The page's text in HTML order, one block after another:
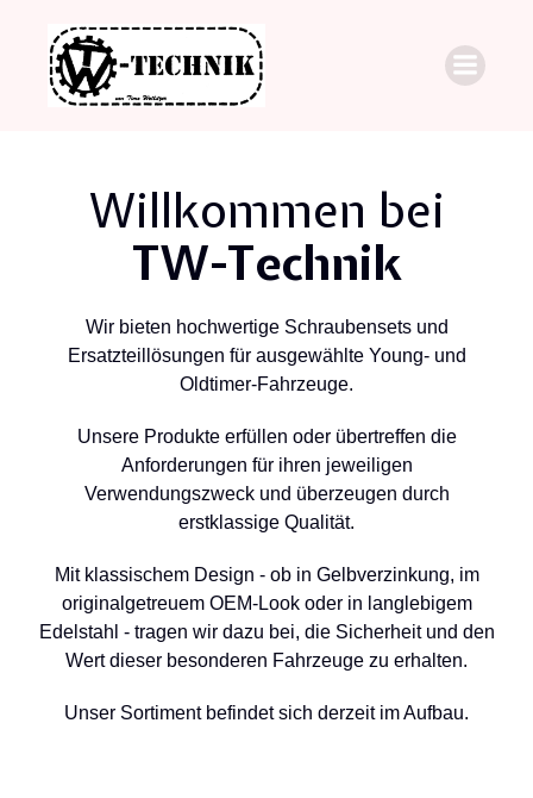
Willkommen bei
TW-Technik
Wir bieten hochwertige Schraubensets und
Ersatzteillösungen für ausgewählte Young- und
Oldtimer-Fahrzeuge.
Unsere Produkte erfüllen oder übertreffen die
Anforderungen für ihren jeweiligen
Verwendungszweck und überzeugen durch
erstklassige Qualität.
Mit klassischem Design - ob in Gelbverzinkung, im
originalgetreuem OEM-Look oder in langlebigem
Edelstahl - tragen wir dazu bei, die Sicherheit und den
Wert dieser besonderen Fahrzeuge zu erhalten.
Unser Sortiment befindet sich derzeit im Aufbau.